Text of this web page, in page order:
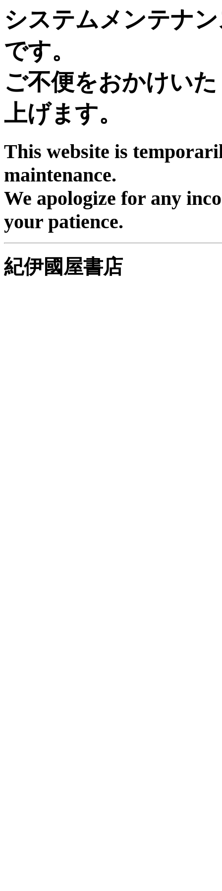
システムメンテナ
です。
ご不便をおかけい
上げます。
This website is
maintenance.
We apologize for any
your patience.
紀伊國屋書店